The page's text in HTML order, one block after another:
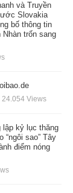
và Truyền
Slovakia
bố thông tin
Nhàn trốn sang
24.054 Views
lập kỷ lục thăng
“ngôi sao” Tây
điểm nóng